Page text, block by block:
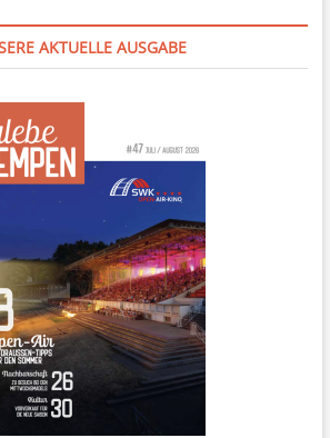
AKTUELLE AUSGABE